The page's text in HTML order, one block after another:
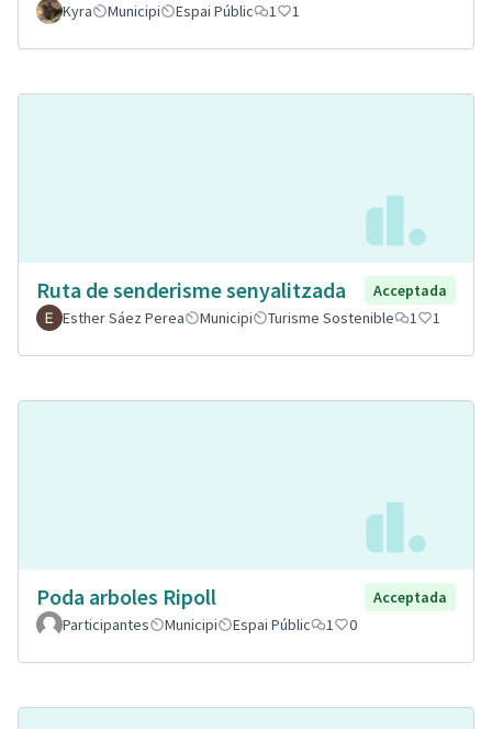
Kyra Municipi Espai Públic 1 1
Ruta de senderisme senyalitzada
Acceptada
Esther Sáez Perea
Municipi Turisme Sostenible 1 1
Poda arboles Ripoll
Acceptada
Participantes
Municipi Espai Públic 1 0